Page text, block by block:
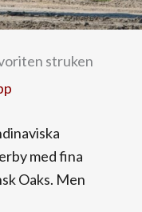
struken
med fina
Oaks. Men